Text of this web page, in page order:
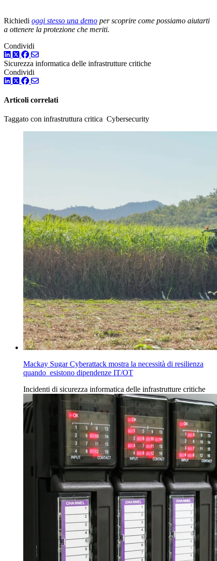
Richiedi oggi stesso una demo per scoprire come possiamo aiutarti
a ottenere la protezione che meriti.
Condividi
LinkedIn
TwitterFacebook
Sicurezza informatica delle infrastrutture critiche
Condividi
LinkedIn
TwitterFacebook
Articoli correlati
Taggato con infrastruttura critica Cybersecurity
Mackay Sugar Cyberattack mostra la necessità di resilienza
quando esistono dipendenze IT/OT
Incidenti di sicurezza informatica delle infrastrutture critiche